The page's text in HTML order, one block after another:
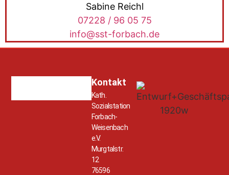
Sabine Reichl
07228 / 96 05 75
info@sst-forbach.de
Kontakt
Kath.
Sozialstation
Forbach-
Weisenbach
e.V.
Murgtalstr.
12
76596